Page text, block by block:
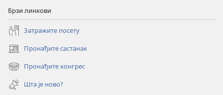
Брзи линкови
Затражите посету
Пронађите састанак
(отвара
нови
прозор)
Пронађите конгрес
(отвара
нови
прозор)
Шта је ново?